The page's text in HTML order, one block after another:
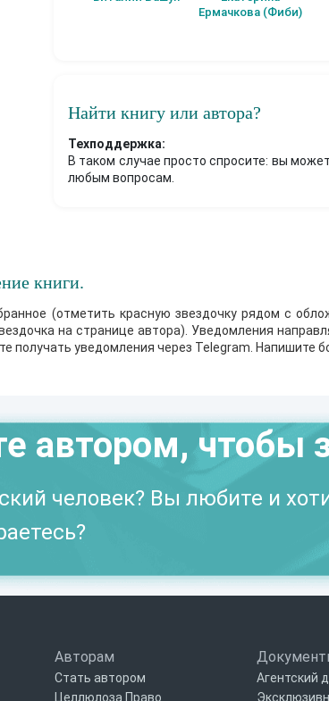
Ермачкова (Фиби)
Найти книгу или автора?
Техподдержка:
В таком случае просто спросите: вы
любым вопросам.
книги.
(отметить красную звездочку рядом с
на странице автора). Уведомления
получать уведомления через Telegram. Напишите
автором, чтобы
человек? Вы любите и
Авторам
Стать автором
Целлюлоза Право
Агентский